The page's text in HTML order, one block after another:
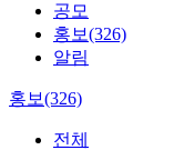
공모
홍보(326)
알림
홍보(326)
전체